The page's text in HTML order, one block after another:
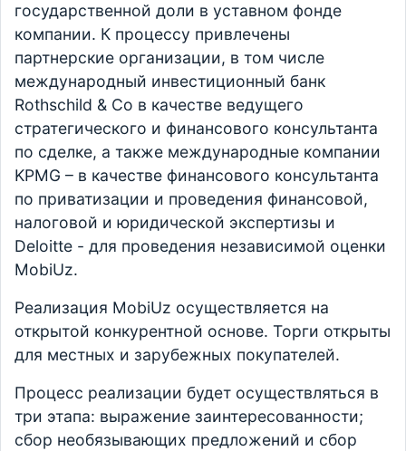
государственной доли в уставном фонде
компании. К процессу привлечены
партнерские организации, в том числе
международный инвестиционный банк
Rothschild & Co в качестве ведущего
стратегического и финансового консультанта
по сделке, а также международные компании
KPMG – в качестве финансового консультанта
по приватизации и проведения финансовой,
налоговой и юридической экспертизы и
Deloitte - для проведения независимой оценки
MobiUz.
Реализация MobiUz осуществляется на
открытой конкурентной основе. Торги открыты
для местных и зарубежных покупателей.
Процесс реализации будет осуществляться в
три этапа: выражение заинтересованности;
сбор необязывающих предложений и сбор